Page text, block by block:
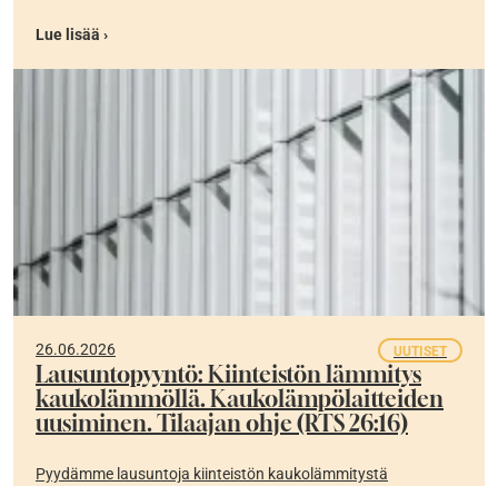
Lue lisää ›
26.06.2026 UUTISET
Lausuntopyyntö: Kiinteistön lämmitys
kaukolämmöllä. Kaukolämpölaitteiden
uusiminen. Tilaajan ohje (RTS 26:16)
Pyydämme lausuntoja kiinteistön kaukolämmitystä